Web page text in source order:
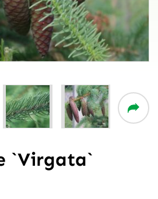
`Virgata`